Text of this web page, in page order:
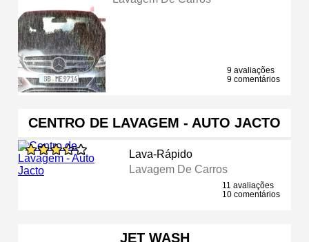
9 avaliações
9 comentários
CENTRO DE LAVAGEM - AUTO JACTO
Lava-Rápido
Lavagem De Carros
11 avaliações
10 comentários
JET WASH